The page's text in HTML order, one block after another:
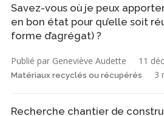
Savez-vous où je peux
en bon état pour qu’elle soit
forme d’agrégat) ?
Publié par Geneviève Audette 11
Matériaux recyclés ou récupérés 3
Recherche chantier de